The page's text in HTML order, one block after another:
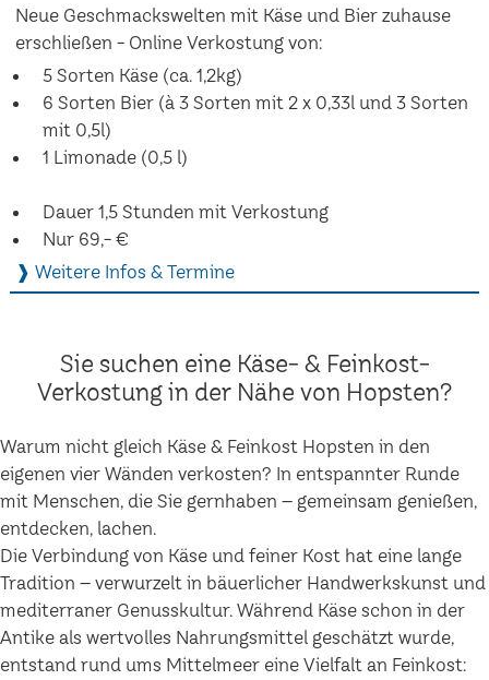
Neue Geschmackswelten mit Käse und Bier zuhause
erschließen - Online Verkostung von:
5 Sorten Käse (ca. 1,2kg)
6 Sorten Bier (à 3 Sorten mit 2 x 0,33l und 3 Sorten
mit 0,5l)
1 Limonade (0,5 l)
Dauer 1,5 Stunden mit Verkostung
Nur 69,- €
❱ Weitere Infos & Termine
Sie suchen eine Käse- & Feinkost-
Verkostung in der Nähe von Hopsten?
Warum nicht gleich Käse & Feinkost Hopsten in den
eigenen vier Wänden verkosten? In entspannter Runde
mit Menschen, die Sie gernhaben – gemeinsam genießen,
entdecken, lachen.
Die Verbindung von Käse und feiner Kost hat eine lange
Tradition – verwurzelt in bäuerlicher Handwerkskunst und
mediterraner Genusskultur. Während Käse schon in der
Antike als wertvolles Nahrungsmittel geschätzt wurde,
entstand rund ums Mittelmeer eine Vielfalt an Feinkost: